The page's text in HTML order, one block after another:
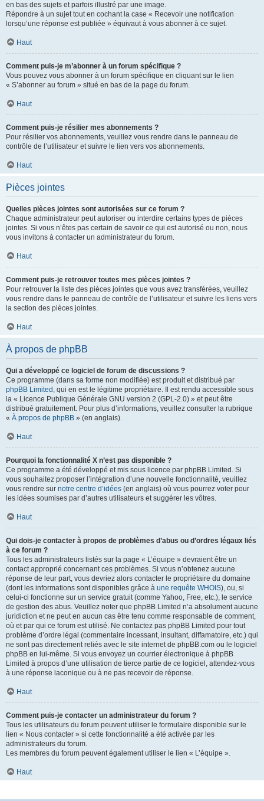
en bas des sujets et parfois illustré par une image.
Répondre à un sujet tout en cochant la case « Recevoir une notification
lorsqu’une réponse est publiée » équivaut à vous abonner à ce sujet.
Haut
Comment puis-je m’abonner à un forum spécifique ?
Vous pouvez vous abonner à un forum spécifique en cliquant sur le lien
« S’abonner au forum » situé en bas de la page du forum.
Haut
Comment puis-je résilier mes abonnements ?
Pour résilier vos abonnements, veuillez vous rendre dans le panneau de
contrôle de l’utilisateur et suivre le lien vers vos abonnements.
Haut
Pièces jointes
Quelles pièces jointes sont autorisées sur ce forum ?
Chaque administrateur peut autoriser ou interdire certains types de pièces
jointes. Si vous n’êtes pas certain de savoir ce qui est autorisé ou non, nous
vous invitons à contacter un administrateur du forum.
Haut
Comment puis-je retrouver toutes mes pièces jointes ?
Pour retrouver la liste des pièces jointes que vous avez transférées, veuillez
vous rendre dans le panneau de contrôle de l’utilisateur et suivre les liens vers
la section des pièces jointes.
Haut
À propos de phpBB
Qui a développé ce logiciel de forum de discussions ?
Ce programme (dans sa forme non modifiée) est produit et distribué par
phpBB Limited , qui en est le légitime propriétaire. Il est rendu accessible sous
la « Licence Publique Générale GNU version 2 (GPL-2.0) » et peut être
distribué gratuitement. Pour plus d’informations, veuillez consulter la rubrique
« À propos de phpBB » (en anglais).
Haut
Pourquoi la fonctionnalité X n’est pas disponible ?
Ce programme a été développé et mis sous licence par phpBB Limited. Si
vous souhaitez proposer l’intégration d’une nouvelle fonctionnalité, veuillez
vous rendre sur notre centre d’idées (en anglais) où vous pourrez voter pour
les idées soumises par d’autres utilisateurs et suggérer les vôtres.
Haut
Qui dois-je contacter à propos de problèmes d’abus ou d’ordres légaux liés
à ce forum ?
Tous les administrateurs listés sur la page « L’équipe » devraient être un
contact approprié concernant ces problèmes. Si vous n’obtenez aucune
réponse de leur part, vous devriez alors contacter le propriétaire du domaine
(dont les informations sont disponibles grâce à une requête WHOIS), ou, si
celui-ci fonctionne sur un service gratuit (comme Yahoo, Free, etc.), le service
de gestion des abus. Veuillez noter que phpBB Limited n’a absolument aucune
juridiction et ne peut en aucun cas être tenu comme responsable de comment,
où et par qui ce forum est utilisé. Ne contactez pas phpBB Limited pour tout
problème d’ordre légal (commentaire incessant, insultant, diffamatoire, etc.) qui
ne sont pas directement reliés avec le site internet de phpBB.com ou le logiciel
phpBB en lui-même. Si vous envoyez un courrier électronique à phpBB
Limited à propos d’une utilisation de tierce partie de ce logiciel, attendez-vous
à une réponse laconique ou à ne pas recevoir de réponse.
Haut
Comment puis-je contacter un administrateur du forum ?
Tous les utilisateurs du forum peuvent utiliser le formulaire disponible sur le
lien « Nous contacter » si cette fonctionnalité a été activée par les
administrateurs du forum.
Les membres du forum peuvent également utiliser le lien « L’équipe ».
Haut